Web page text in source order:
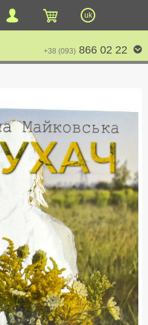
uk
+38 (093) 866 02 22